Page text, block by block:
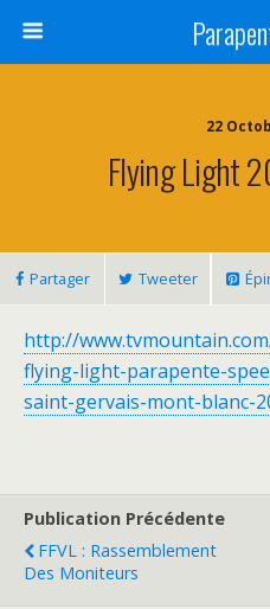
22
Flying Light
Partager Tweeter
http://
flying-light-parapente-
saint-gervais-mont-blanc-
Publication Précédente
FFVL : Rassemblement
Des Moniteurs